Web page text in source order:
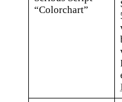
“Colorchart”